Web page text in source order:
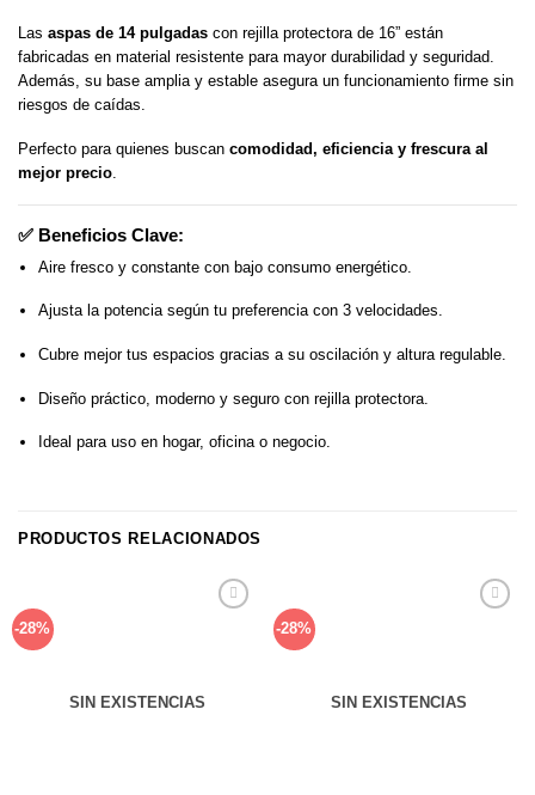
Las aspas de 14 pulgadas con rejilla protectora de 16” están
fabricadas en material resistente para mayor durabilidad y seguridad.
Además, su base amplia y estable asegura un funcionamiento firme sin
riesgos de caídas.
Perfecto para quienes buscan comodidad, eficiencia y frescura al
mejor precio
✅ Beneficios Clave:
Aire fresco y constante con bajo consumo energético.
Ajusta la potencia según tu preferencia con 3 velocidades.
Cubre mejor tus espacios gracias a su oscilación y altura regulable.
Diseño práctico, moderno y seguro con rejilla protectora.
Ideal para uso en hogar, oficina o negocio.
PRODUCTOS RELACIONADOS
-28%
SIN EXISTENCIAS
-28%
SIN EXISTENCIAS